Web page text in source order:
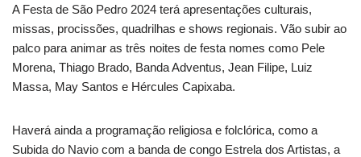
A Festa de São Pedro 2024 terá apresentações culturais,
missas, procissões, quadrilhas e shows regionais. Vão subir ao
palco para animar as três noites de festa nomes como Pele
Morena, Thiago Brado, Banda Adventus, Jean Filipe, Luiz
Massa, May Santos e Hércules Capixaba.
Haverá ainda a programação religiosa e folclórica, como a
Subida do Navio com a banda de congo Estrela dos Artistas, a